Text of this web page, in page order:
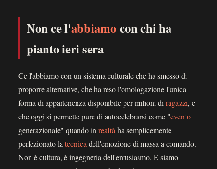
Non ce l'abbiamocon chi ha
pianto ieri sera
Ce l'abbiamo con un sistema culturale che ha smesso di
proporre alternative, che ha reso l'omologazione l'unica
forma di appartenenza disponibile per milioni di ragazzi, e
che oggi si permette pure di autocelebrarsi come "evento
generazionale" quando in realtà ha semplicemente
perfezionato la tecnica dell'emozione di massa a comando.
Non è cultura, è ingegneria dell'entusiasmo. E siamo